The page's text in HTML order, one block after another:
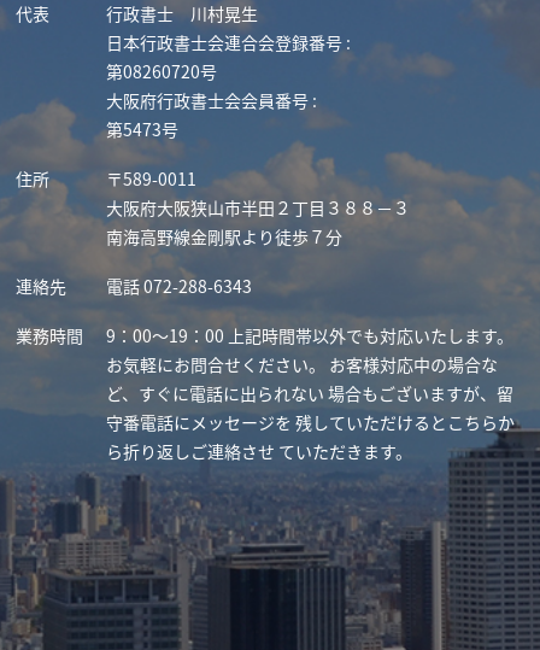
代表 行政書士
川村晃生
日本行政書士会連合会登録番号 :
第08260720号
大阪府行政書士会会員番号 :
第5473号
住所
〒589-0011
大阪府大阪狭山市半田２丁目３８８－３
南海高野線金剛駅より徒歩７分
連絡先 電話 072-288-6343
業務時間 9：00～19：00 上記時間帯以外でも対応いたします。
お気軽にお問合せください。 お客様対応中の場合な
ど、すぐに電話に出られない 場合もございますが、留
守番電話にメッセージを 残していただけるとこちらか
ら折り返しご連絡させ ていただきます。